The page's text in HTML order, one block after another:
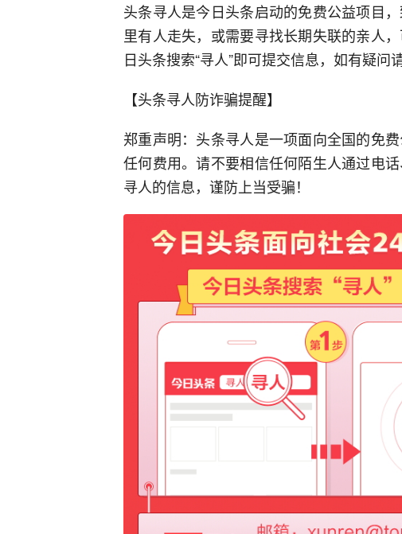
头条寻人是今日头条启动的免费公益项目
里有人走失，或需要寻找长期失联的亲人
日头条搜索“寻人”即可提交信息，如有疑
【头条寻人防诈骗提醒】
郑重声明：头条寻人是一项面向全国的免
任何费用。请不要相信任何陌生人通过电
寻人的信息，谨防上当受骗！